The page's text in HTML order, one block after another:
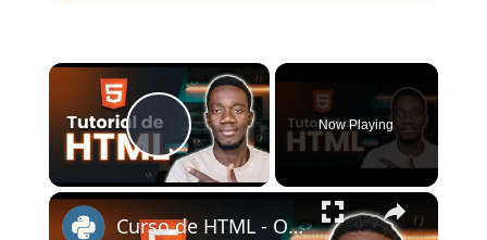
×
Play Video
Now Playing
×
Curso de HTML - O que é HTML? Instalando o VSCODE